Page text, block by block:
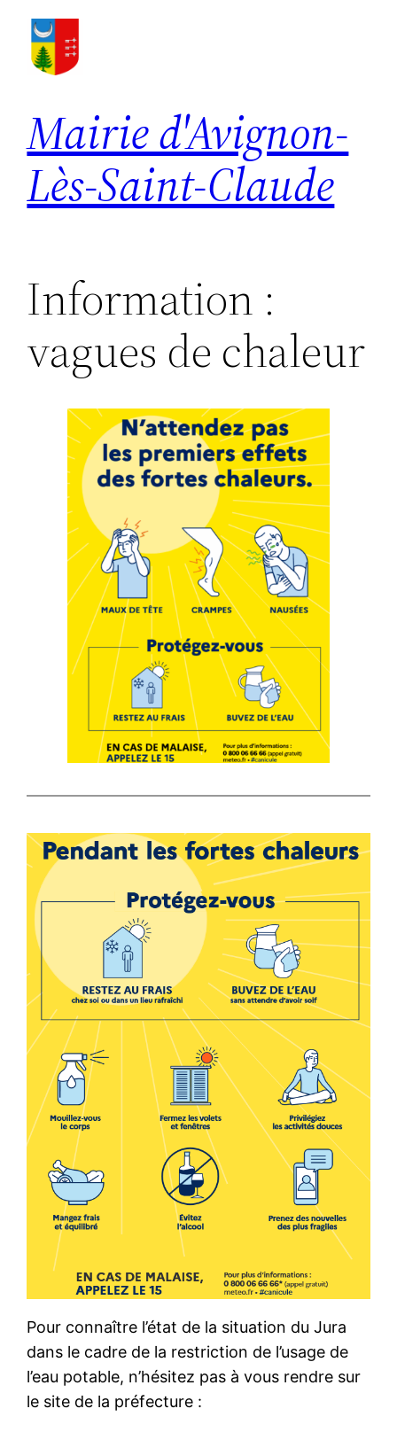
Aller
contenu
Mairie d'Avignon-
Lès-Saint-Claude
Information :
vagues de chaleur
Pour connaître l’état de la situation du Jura
dans le cadre de la restriction de l’usage de
l’eau potable, n’hésitez pas à vous rendre sur
le site de la préfecture :